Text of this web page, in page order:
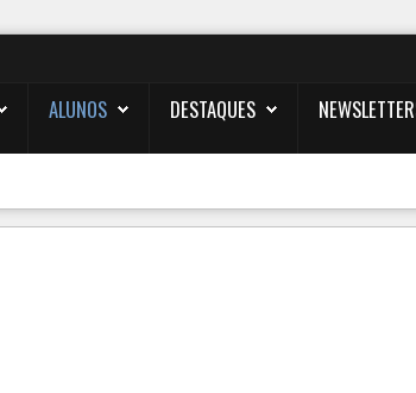
ALUNOS DESTAQUES